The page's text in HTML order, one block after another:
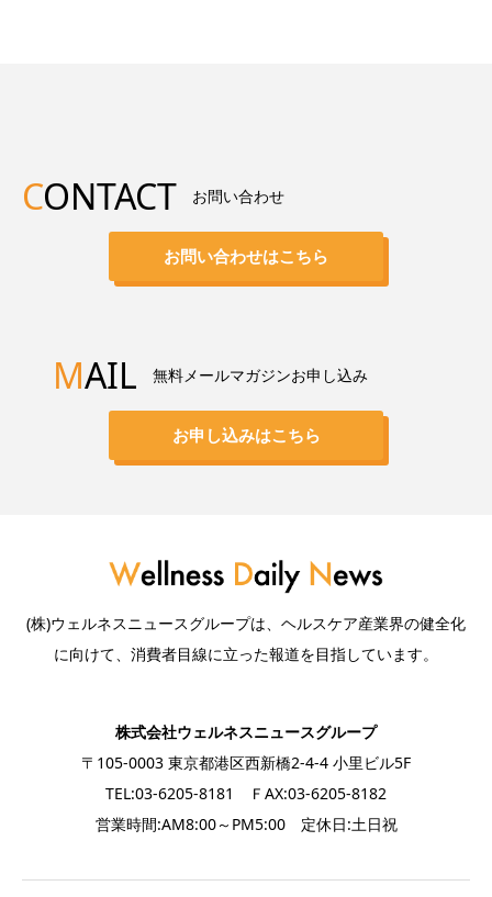
CONTACT お問い合わせ
お問い合わせはこちら
MAIL 無料メールマガジンお申し込み
お申し込みはこちら
(株)ウェルネスニュースグループは、ヘルスケア産業界の健全化
に向けて、消費者目線に立った報道を目指しています。
株式会社ウェルネスニュースグループ
〒105-0003 東京都港区西新橋2-4-4 小里ビル5F
TEL:03-6205-8181 ＦAX:03-6205-8182
営業時間:AM8:00～PM5:00 定休日:土日祝